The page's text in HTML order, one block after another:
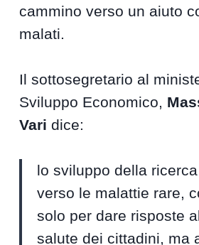
cammino verso un aiuto
malati.
Il sottosegretario al
Sviluppo Economico,
Vari dice:
lo sviluppo della
verso le malattie rare,
solo per dare risposte
salute dei cittadini, ma